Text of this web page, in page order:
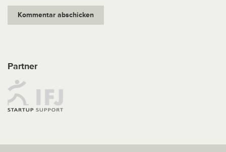
Partner